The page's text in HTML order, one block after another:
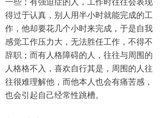
得过于认真，别人用半小时就能完成的工
作，他却要花几个小时来完成，于是自我
感觉工作压力大，无法胜任工作，不得不
辞职；而有人格障碍的人，往往与周围的
人格格不入，喜欢自行其是，周围的人往
往很难理解他，而他本人也会有痛苦感，
也会引起自己经常性跳槽。